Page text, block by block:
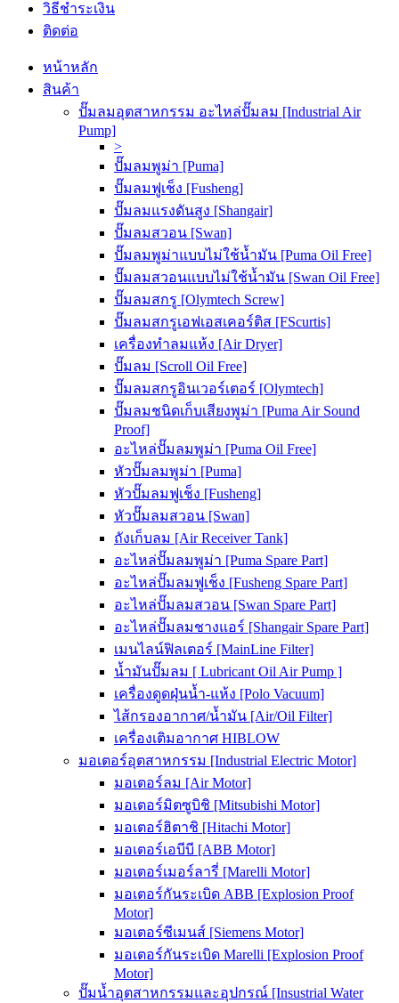
วิธีชำระเงิน
ติดต่อ
หน้าหลัก
สินค้า
ปั๊มลมอุตสาหกรรม อะไหล่ปั๊มลม [Industrial Air
Pump]
>
ปั๊มลมพูม่า [Puma]
ปั๊มลมฟูเช็ง [Fusheng]
ปั๊มลมแรงดันสูง [Shangair]
ปั๊มลมสวอน [Swan]
ปั๊มลมพูม่าแบบไม่ใช้น้ำมัน [Puma Oil Free]
ปั๊มลมสวอนแบบไม่ใช้น้ำมัน [Swan Oil Free]
ปั๊มลมสกรู [Olymtech Screw]
ปั๊มลมสกรูเอฟเอสเคอร์ติส [FScurtis]
เครื่องทำลมแห้ง [Air Dryer]
ปั๊มลม [Scroll Oil Free]
ปั๊มลมสกรูอินเวอร์เตอร์ [Olymtech]
ปั๊มลมชนิดเก็บเสียงพูม่า [Puma Air Sound
Proof]
อะไหล่ปั๊มลมพูม่า [Puma Oil Free]
หัวปั๊มลมพูม่า [Puma]
หัวปั๊มลมฟูเช็ง [Fusheng]
หัวปั๊มลมสวอน [Swan]
ถังเก็บลม [Air Receiver Tank]
อะไหล่ปั๊มลมพูม่า [Puma Spare Part]
อะไหล่ปั๊มลมฟูเช็ง [Fusheng Spare Part]
อะไหล่ปั๊มลมสวอน [Swan Spare Part]
อะไหล่ปั๊มลมชางแอร์ [Shangair Spare Part]
เมนไลน์ฟิลเตอร์ [MainLine Filter]
น้ำมันปั๊มลม [ Lubricant Oil Air Pump ]
เครื่องดูดฝุ่นน้ำ-แห้ง [Polo Vacuum]
ไส้กรองอากาศ/น้ำมัน [Air/Oil Filter]
เครื่องเติมอากาศ HIBLOW
มอเตอร์อุตสาหกรรม [Industrial Electric Motor]
มอเตอร์ลม [Air Motor]
มอเตอร์มิตซูบิชิ [Mitsubishi Motor]
มอเตอร์ฮิตาชิ [Hitachi Motor]
มอเตอร์เอบีบี [ABB Motor]
มอเตอร์เมอร์ลารี่ [Marelli Motor]
มอเตอร์กันระเบิด ABB [Explosion Proof
Motor]
มอเตอร์ซีเมนส์ [Siemens Motor]
มอเตอร์กันระเบิด Marelli [Explosion Proof
Motor]
ปั๊มน้ำอุตสาหกรรมและอุปกรณ์ [Insustrial Water